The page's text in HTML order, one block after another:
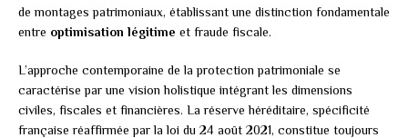
de montages patrimoniaux, établissant une distinction fondamentale
entre optimisation légitime et fraude fiscale.
L’approche contemporaine de la protection patrimoniale se
caractérise par une vision holistique intégrant les dimensions
civiles, fiscales et financières. La réserve héréditaire, spécificité
française réaffirmée par la loi du 24 août 2021, constitue toujours